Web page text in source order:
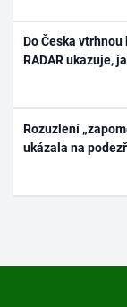
Do Česka
RADAR ukazuje,
Rozuzlení
ukázala na